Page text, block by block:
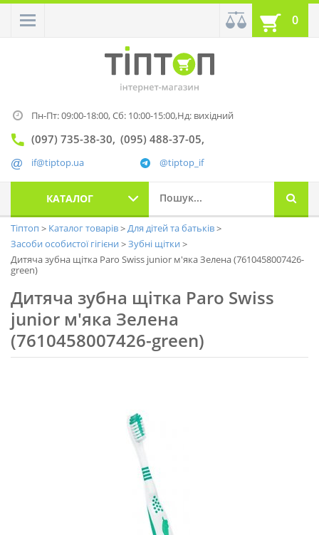
0
Пн-Пт: 09:00-18:00,Сб: 10:00-15:00,Нд: вихідний
(097) 735-38-30 (095) 488-37-05
@tiptop_if
if@tiptop.ua
КАТАЛОГ
Тіптоп Каталог товарів
Для дітей та батьків
Засоби особистої гігієни
Зубні щітки
Дитяча зубна щітка Paro Swiss junior м'яка Зелена (7610458007426-
green)
Дитяча зубна щітка Paro Swiss
junior м'яка Зелена
(7610458007426-green)